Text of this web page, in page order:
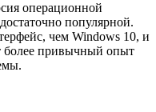
операционной
популярной.
чем Windows 10, и
более привычный опыт